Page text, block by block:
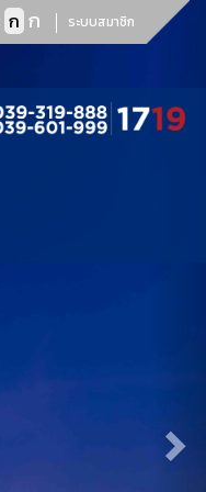
ก ก ระบบสมาชิก